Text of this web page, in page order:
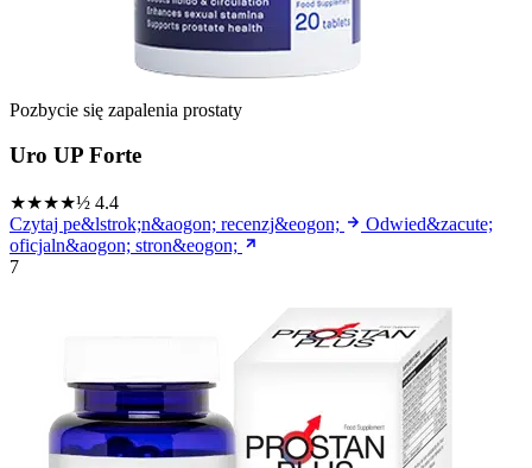
Pozbycie się zapalenia prostaty
Uro UP Forte
★★★★½ 4.4
Czytaj pe&lstrok;n&aogon; recenzj&eogon;
Odwied&zacute;
oficjaln&aogon; stron&eogon;
7